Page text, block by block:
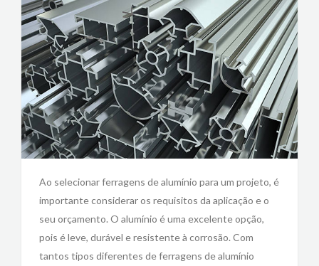
Ao selecionar ferragens de alumínio para um projeto, é
importante considerar os requisitos da aplicação e o
seu orçamento. O alumínio é uma excelente opção,
pois é leve, durável e resistente à corrosão. Com
tantos tipos diferentes de ferragens de alumínio